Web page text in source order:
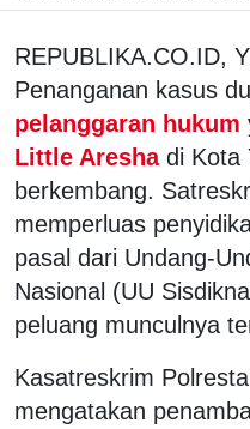
REPUBLIKA.CO.ID,
Penanganan kasus
pelanggaran hukum
Little Aresha di Kota
berkembang.
memperluas
pasal dari Undang-
Nasional (UU
peluang munculnya
Kasatreskrim
mengatakan